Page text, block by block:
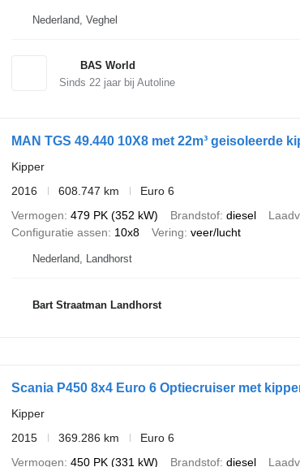
Nederland, Veghel
BAS World
Sinds 22jaar bij Autoline
MAN TGS 49.440 10X8 met 22m³ geisoleerde
Kipper
2016
608.747 km
Euro 6
Vermogen 479 PK (352 kW) Brandstof diesel
Configuratie assen
10x8 Vering veer/lucht
Nederland, Landhorst
Bart Straatman Landhorst
Scania P450 8x4 Euro 6 Optiecruiser met
Kipper
2015
369.286 km
Euro 6
Vermogen 450 PK (331 kW) Brandstof diesel